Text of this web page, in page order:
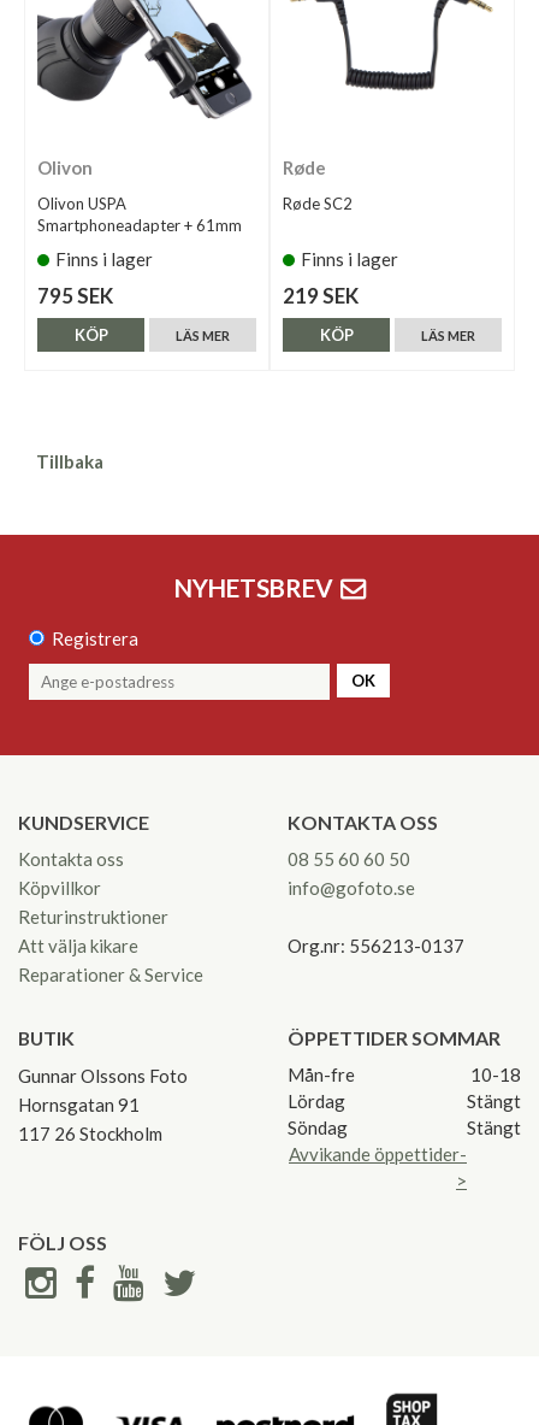
Olivon
Olivon USPA
Smartphoneadapter + 61mm
Finns i lager
795 SEK
LÄS MER
KÖP
Røde
Røde SC2
Finns i lager
219 SEK
LÄS MER
KÖP
Tillbaka
NYHETSBREV
Registrera
OK
KUNDSERVICE
Kontakta oss
Köpvillkor
Returinstruktioner
Att välja kikare
Reparationer & Service
KONTAKTA OSS
08 55 60 60 50
info@gofoto.se
Org.nr: 556213-0137
BUTIK
Gunnar Olssons Foto
Hornsgatan 91
117 26 Stockholm
ÖPPETTIDER SOMMAR
Mån-fre
10-18
Lördag
Stängt
Söndag
Stängt
Avvikande öppettider-
>
FÖLJ OSS